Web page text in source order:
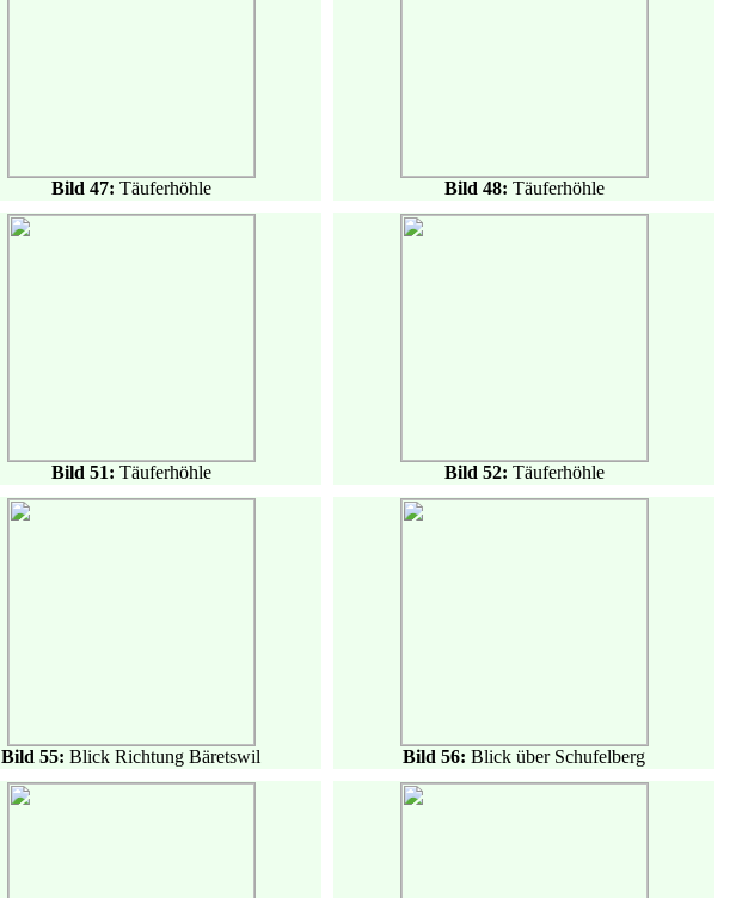
Bild 47: Täuferhöhle Bild 48: Täuferhöhle
Bild 51: Täuferhöhle Bild 52: Täuferhöhle
Bild 55: Blick Richtung Bäretswil Bild 56: Blick über Schufelberg